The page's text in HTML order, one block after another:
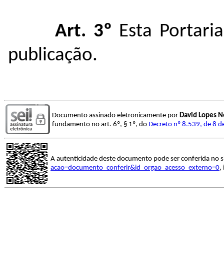
Art. 3º Esta
publicação.
Documento assinado eletronicamente por David Lopes
fundamento no art. 6º, § 1º, do Decreto nº 8.539, de 8
A autenticidade deste documento pode ser conferida no
acao=documento_conferir&id_orgao_acesso_externo=0,